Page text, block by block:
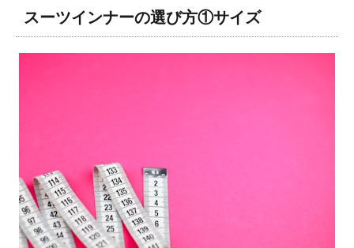
スーツインナーの選び方①サイズ